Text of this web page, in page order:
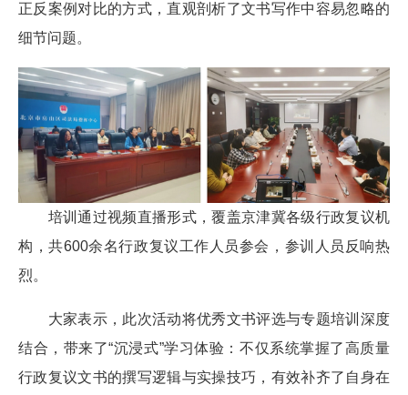
正反案例对比的方式，直观剖析了文书写作中容易忽略的
细节问题。
培训通过视频直播形式，覆盖京津冀各级行政复议机
构，共600余名行政复议工作人员参会，参训人员反响热
烈。
大家表示，此次活动将优秀文书评选与专题培训深度
结合，带来了“沉浸式”学习体验：不仅系统掌握了高质量
行政复议文书的撰写逻辑与实操技巧，有效补齐了自身在